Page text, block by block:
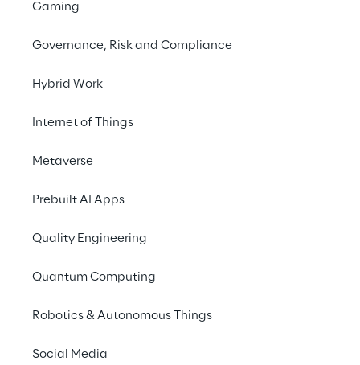
Gaming
Governance, Risk and Compliance
Hybrid Work
Internet of Things
Metaverse
Prebuilt AI Apps
Quality Engineering
Quantum Computing
Robotics & Autonomous Things
Social Media
Info